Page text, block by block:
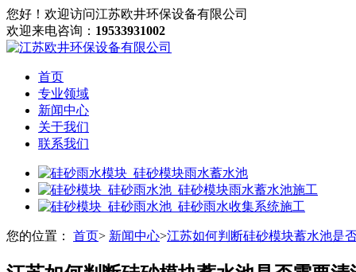
您好！欢迎访问江苏欧井环保设备有限公司
欢迎来电咨询： 19533931002
首页
专业领域
新闻中心
关于我们
联系我们
您的位置： 首页> 新闻中心>江苏如何判断硅砂模块蓄水池是